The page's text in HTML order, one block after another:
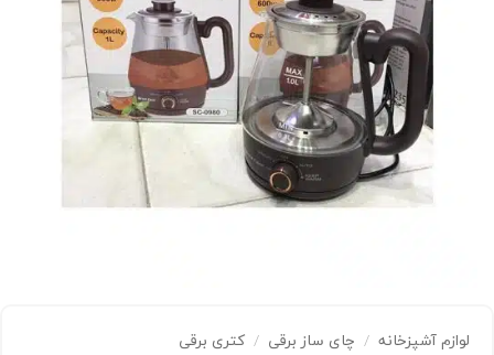
لوازم آشپزخانه / چای ساز برقی / کتری برقی